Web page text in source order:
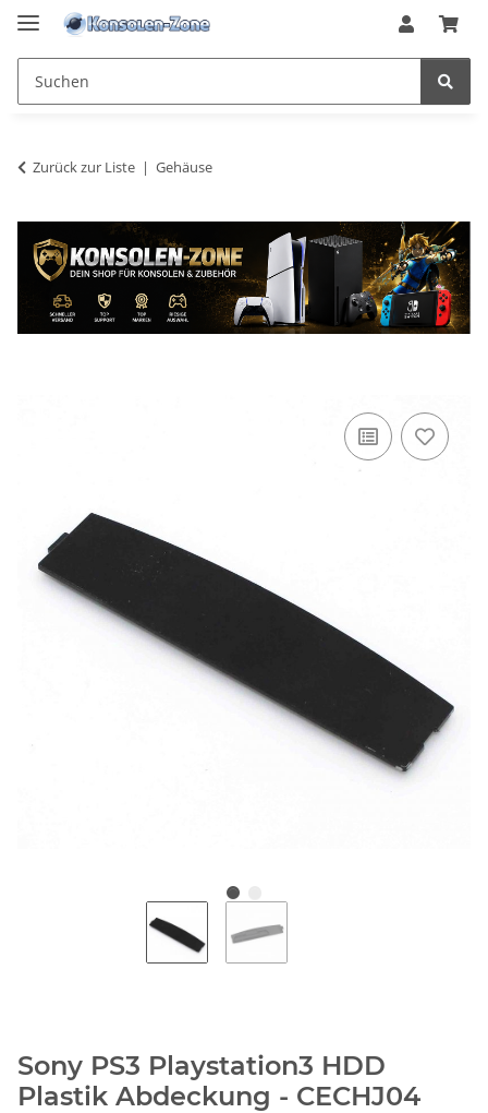
Zurück zur Liste Gehäuse
Sony PS3 Playstation3 HDD
Plastik Abdeckung - CECHJ04